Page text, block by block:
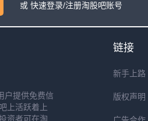
或 快速登录/注册淘股吧账号
户提供免费信
上活跃着上
资者可在淘
链接
新手上路
版权声明